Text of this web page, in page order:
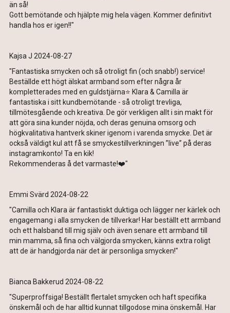
än så!
Gott bemötande och hjälpte mig hela vägen. Kommer definitivt
handla hos er igen!!"
Kajsa J 2024-08-27
"Fantastiska smycken och så otroligt fin (och snabb!) service!
Beställde ett högt älskat armband som efter några år
kompletterades med en guldstjärna⭐️ Klara & Camilla är
fantastiska i sitt kundbemötande - så otroligt trevliga,
tillmötesgående och kreativa. De gör verkligen allt i sin makt för
att göra sina kunder nöjda, och deras genuina omsorg och
högkvalitativa hantverk skiner igenom i varenda smycke. Det är
också väldigt kul att få se smyckestillverkningen ”live” på deras
instagramkonto! Ta en kik!
Rekommenderas å det varmaste!❤️"
Emmi Svärd 2024-08-22
"Camilla och Klara är fantastiskt duktiga och lägger ner kärlek och
engagemang i alla smycken de tillverkar! Har beställt ett armband
och ett halsband till mig själv och även senare ett armband till
min mamma, så fina och välgjorda smycken, känns extra roligt
att de är handgjorda när det är personliga smycken!"
Bianca Bakkerud 2024-08-22
"Superproffsiga! Beställt flertalet smycken och haft specifika
önskemål och de har alltid kunnat tillgodose mina önskemål. Har